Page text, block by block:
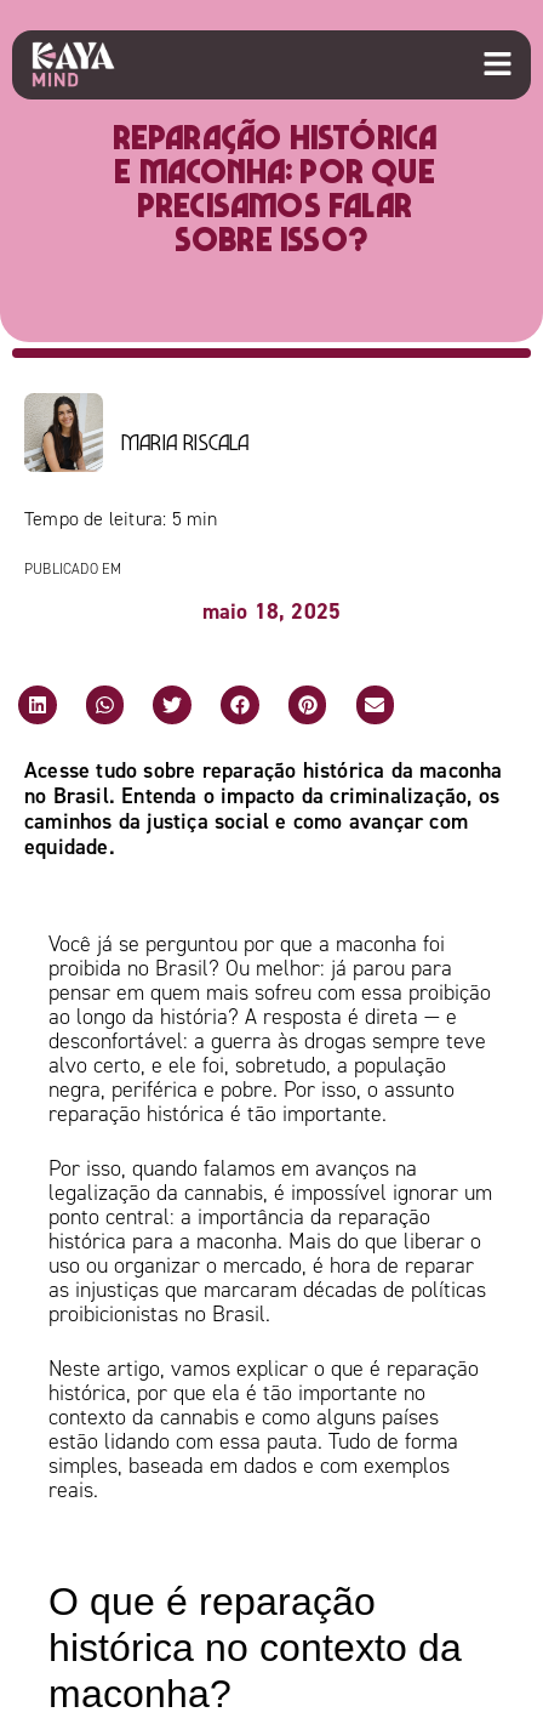
Reparação histórica
e maconha: por que
precisamos falar
sobre isso?
Maria Riscala
Tempo de leitura: 5 min
PUBLICADO EM
maio 18, 2025
Acesse tudo sobre reparação histórica da maconha
no Brasil. Entenda o impacto da criminalização, os
caminhos da justiça social e como avançar com
equidade.
Você já se perguntou por que a maconha foi
proibida no Brasil? Ou melhor: já parou para
pensar em quem mais sofreu com essa proibição
ao longo da história? A resposta é direta — e
desconfortável: a guerra às drogas sempre teve
alvo certo, e ele foi, sobretudo, a população
negra, periférica e pobre. Por isso, o assunto
reparação histórica é tão importante.
Por isso, quando falamos em avanços na
legalização da cannabis, é impossível ignorar um
ponto central: a importância da reparação
histórica para a maconha. Mais do que liberar o
uso ou organizar o mercado, é hora de reparar
as injustiças que marcaram décadas de políticas
proibicionistas no Brasil.
Neste artigo, vamos explicar o que é reparação
histórica, por que ela é tão importante no
contexto da cannabis e como alguns países
estão lidando com essa pauta. Tudo de forma
simples, baseada em dados e com exemplos
reais.
O que é reparação
histórica no contexto da
maconha?